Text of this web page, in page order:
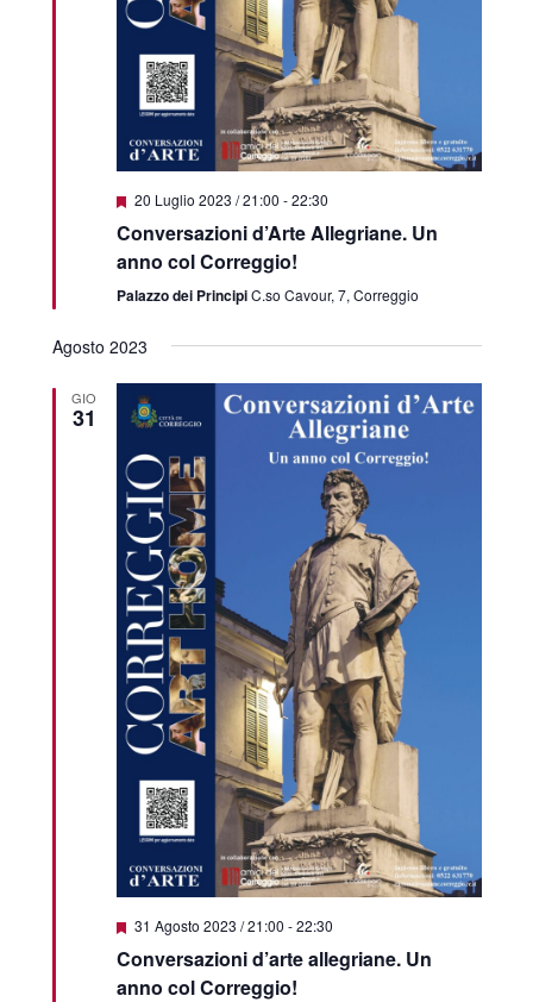
Featured
20 Luglio 2023 / 21:00 -22:30
Conversazioni d’Arte Allegriane. Un
anno col Correggio!
Palazzo dei PrincipiC.so Cavour, 7, Correggio
Agosto 2023
GIO
31
Featured
31 Agosto 2023 / 21:00 -22:30
Conversazioni d’arte allegriane. Un
anno col Correggio!